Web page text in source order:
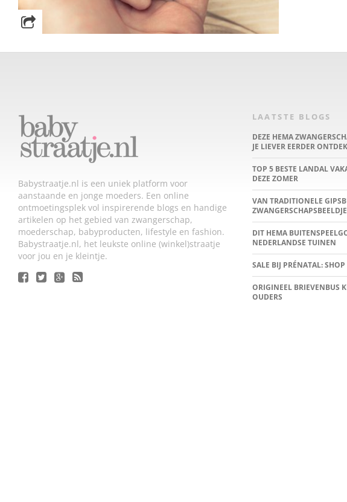
Babystraatje.nl is een uniek platform voor
aanstaande en jonge moeders. Een online
ontmoetingsplek vol inspirerende blogs en handige
artikelen op het gebied van zwangerschap,
moederschap, babyproducten, lifestyle en fashion.
Babystraatje.nl, het leukste online (winkel)straatje
voor jou en je kleintje.
LAATSTE BLOGS
DEZE HEMA
JE LIEVER EERDER
TOP 5 BESTE LANDAL
DEZE ZOMER
VAN TRADITIONELE
ZWANGERSCHAPSBEELDJE
DIT HEMA
NEDERLANDSE TUINEN
SALE BIJ PRÉNATAL:
ORIGINEEL BRIEVENBUS
OUDERS